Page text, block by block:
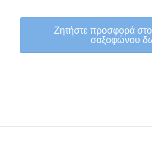
Ζητήστε προσφορά
σαξοφώνου